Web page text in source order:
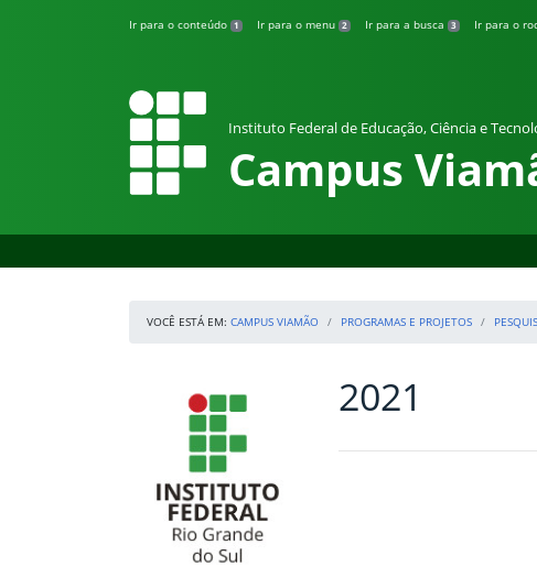
Ir para o conteúdo 1 Ir para o menu 2 Ir para a busca 3 Ir para o
Instituto Federal de Educação, Ciência e
Campus
VOCÊ ESTÁ EM: CAMPUS VIAMÃO PROGRAMAS E PROJETOS
Início da navegação Início do conteúdo
2021